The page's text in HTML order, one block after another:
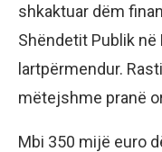
shkaktuar dëm
Shëndetit Publik në
lartpërmendur.
mëtejshme pranë
Mbi 350 mijë euro